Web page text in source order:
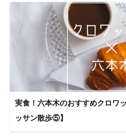
実食！六本木のおすすめクロワ
ッサン散歩⑤】